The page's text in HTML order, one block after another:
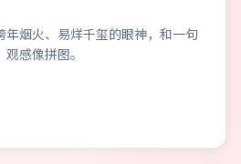
年烟火、易烊千玺的眼神，和一句
感像拼图。